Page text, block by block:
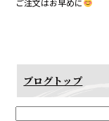
ご注文はお早めに
ブログトップ